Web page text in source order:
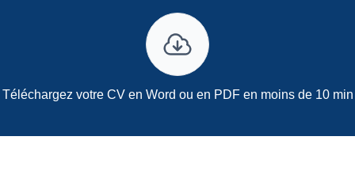
Téléchargez votre CV en Word ou en PDF en moins de 10 min